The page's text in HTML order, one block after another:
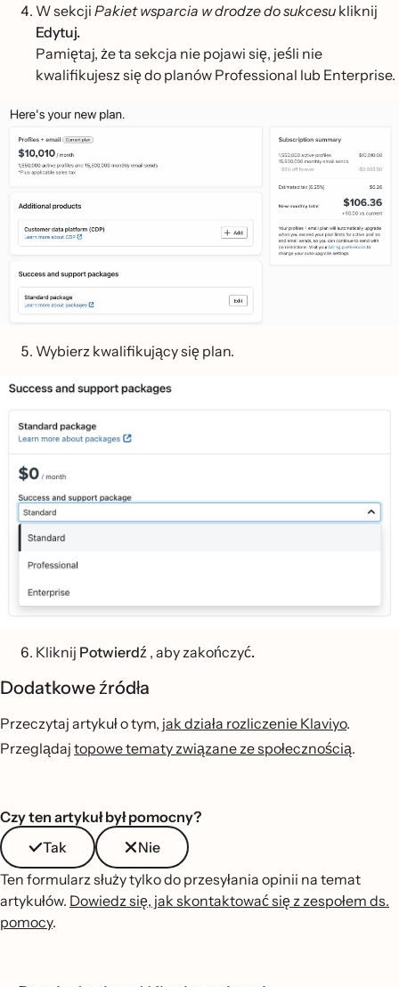
W sekcji Pakiet wsparcia w drodze do sukcesu kliknij
Edytuj.
Pamiętaj, że ta sekcja nie pojawi się, jeśli nie
kwalifikujesz się do planów Professional lub Enterprise.
Wybierz kwalifikujący się plan.
Kliknij Potwierdź , aby zakończyć.
Dodatkowe źródła
Przeczytaj artykuł o tym, jak działa rozliczenie Klaviyo.
Przeglądaj topowe tematy związane ze społecznością.
Czy ten artykuł był pomocny?
Tak
Nie
Ten formularz służy tylko do przesyłania opinii na temat
artykułów. Dowiedz się, jak skontaktować się z zespołem ds.
pomocy.